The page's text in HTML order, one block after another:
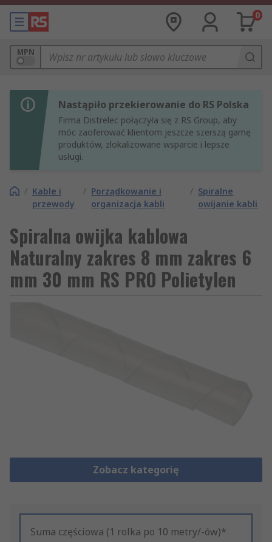
0
MPN
Nastąpiło przekierowanie do RS Polska
Firma Distrelec połączyła się z RS Group, aby
móc zaoferować klientom jeszcze szerszą gamę
produktów, zlokalizowane wsparcie i lepsze
usługi.
/ Kable i
przewody
/ Porządkowanie i
organizacja kabli
/ Spiralne
owijanie kabli
Spiralna owijka kablowa
Naturalny zakres 8 mm zakres 6
mm 30 mm RS PRO Polietylen
Zobacz kategorię
Suma częściowa (1 rolka po 10 metry/-ów)*